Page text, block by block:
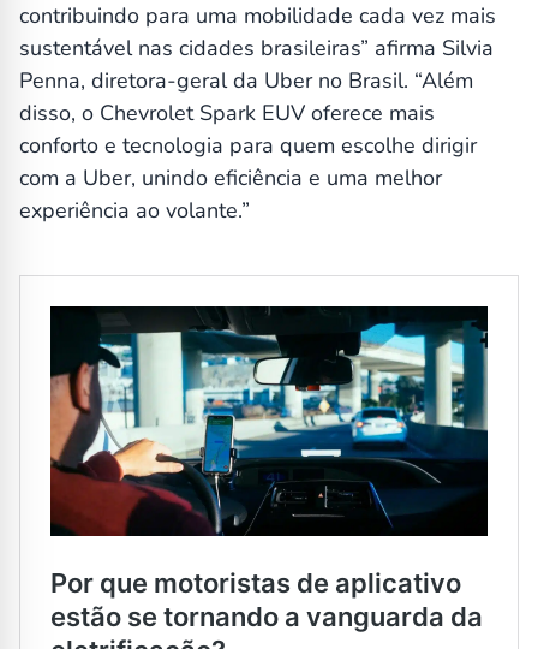
contribuindo para uma mobilidade cada vez mais
sustentável nas cidades brasileiras” afirma Silvia
Penna, diretora-geral da Uber no Brasil. “Além
disso, o Chevrolet Spark EUV oferece mais
conforto e tecnologia para quem escolhe dirigir
com a Uber, unindo eficiência e uma melhor
experiência ao volante.”